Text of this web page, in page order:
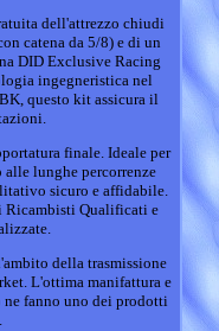
dell'attrezzo chiudi
catena da 5/8) e di un
DID Exclusive Racing
ingegneristica nel
questo kit assicura il
finale. Ideale per
lunghe percorrenze
sicuro e affidabile.
Ricambisti Qualificati e
della trasmissione
L'ottima manifattura e
fanno uno dei prodotti